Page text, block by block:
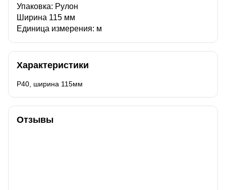
Упаковка: Рулон
Ширина 115 мм
Единица измерения: м
Характеристики
Р40, ширина 115мм
Отзывы